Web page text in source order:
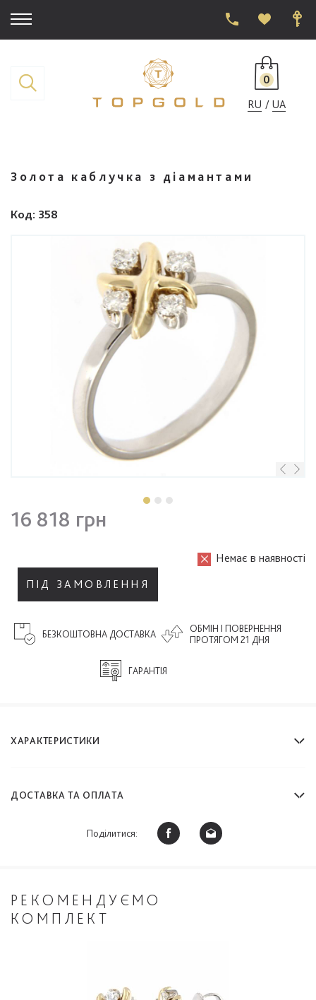
0
RU
UA
Золота каблучка з діамантами
Код: 358
16 818 грн
Немає в наявності
ПІД ЗАМОВЛЕННЯ
ОБМІН І ПОВЕРНЕННЯ
ПРОТЯГОМ 21 ДНЯ
ГАРАНТІЯ
БЕЗКОШТОВНА ДОСТАВКА
ХАРАКТЕРИСТИКИ
ДОСТАВКА ТА ОПЛАТА
Поділитися:
РЕКОМЕНДУЄМО
КОМПЛЕКТ